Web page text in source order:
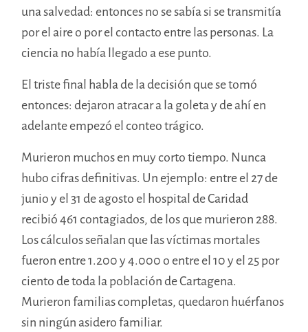
una salvedad: entonces no se sabía si se transmitía
por el aire o por el contacto entre las personas. La
ciencia no había llegado a ese punto.
El triste final habla de la decisión que se tomó
entonces: dejaron atracar a la goleta y de ahí en
adelante empezó el conteo trágico.
Murieron muchos en muy corto tiempo. Nunca
hubo cifras definitivas. Un ejemplo: entre el 27 de
junio y el 31 de agosto el hospital de Caridad
recibió 461 contagiados, de los que murieron 288.
Los cálculos señalan que las víctimas mortales
fueron entre 1.200 y 4.000 o entre el 10 y el 25 por
ciento de toda la población de Cartagena.
Murieron familias completas, quedaron huérfanos
sin ningún asidero familiar.